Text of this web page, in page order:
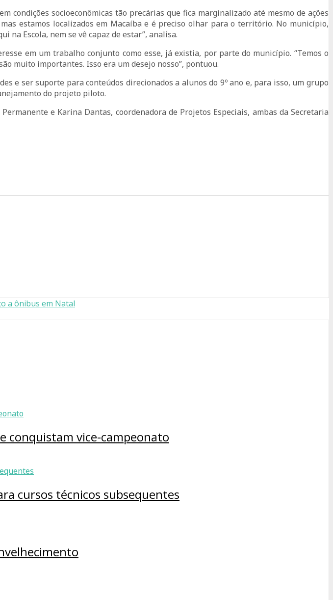
condições socioeconômicas tão precárias que fica marginalizado até mesmo de ações
estamos localizados em Macaíba e é preciso olhar para o território. No município,
na Escola, nem se vê capaz de estar”, analisa.
em um trabalho conjunto como esse, já existia, por parte do município. “Temos o
muito importantes. Isso era um desejo nosso”, pontuou.
e ser suporte para conteúdos direcionados a alunos do 9º ano e, para isso, um grupo
do projeto piloto.
e Karina Dantas, coordenadora de Projetos Especiais, ambas da Secretaria
a ônibus em Natal
conquistam vice-campeonato
cursos técnicos subsequentes